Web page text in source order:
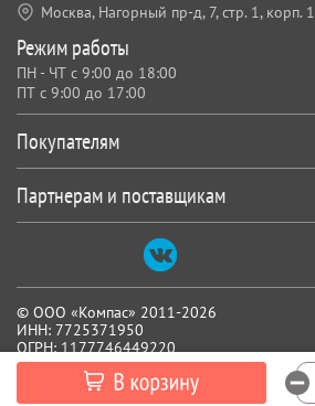
© ООО «Компас» 2011-2026
ИНН: 7725371950
ОГРН: 1177746449220
Все реквизиты
Покупателям
Партнерам и поставщикам
Москва, Нагорный пр-д, 7, стр. 1, корп.
Режим работы
ПН - ЧТ с 9:00 до 18:00
ПТ с 9:00 до 17:00